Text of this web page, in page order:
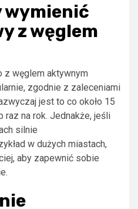
wymienić
z węglem
z węglem aktywnym
zgodnie z zaleceniami
jest to co około 15
na rok. Jednakże, jeśli
silnie
w dużych miastach,
aby zapewnić sobie